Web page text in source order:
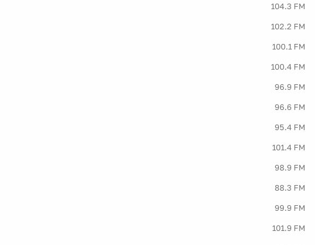
104.3 FM
102.2 FM
100.1 FM
100.4 FM
96.9 FM
96.6 FM
95.4 FM
101.4 FM
98.9 FM
88.3 FM
99.9 FM
101.9 FM